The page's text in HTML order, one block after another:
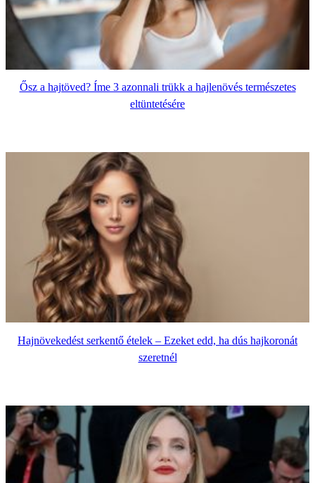
Ősz a hajtöved? Íme 3 azonnali trükk a hajlenövés természetes
eltüntetésére
Hajnövekedést serkentő ételek – Ezeket edd, ha dús hajkoronát
szeretnél